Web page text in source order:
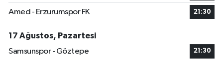
Amed - Erzurumspor FK 21:30
17 Ağustos, Pazartesi
Samsunspor - Göztepe
21:30